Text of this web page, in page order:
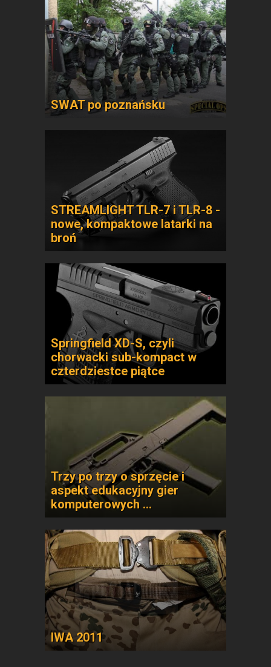
SWAT po poznańsku
STREAMLIGHT TLR-7 i TLR-8 -
nowe, kompaktowe latarki na
broń
Springfield XD-S, czyli
chorwacki sub-kompact w
czterdziestce piątce
Trzy po trzy o sprzęcie i
aspekt edukacyjny gier
komputerowych …
IWA 2011